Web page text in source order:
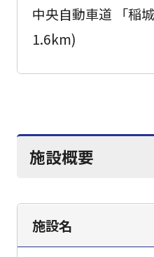
中央自動車道 「稲
1.6km)
施設概要
施設名